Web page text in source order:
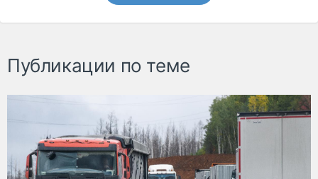
Публикации по теме